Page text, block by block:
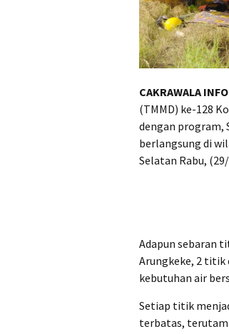
CAKRAWALA
(TMMD) ke-128
dengan program,
berlangsung di
Selatan Rabu,
Adapun sebaran
Arungkeke, 2 titik
kebutuhan air
Setiap titik
terbatas,